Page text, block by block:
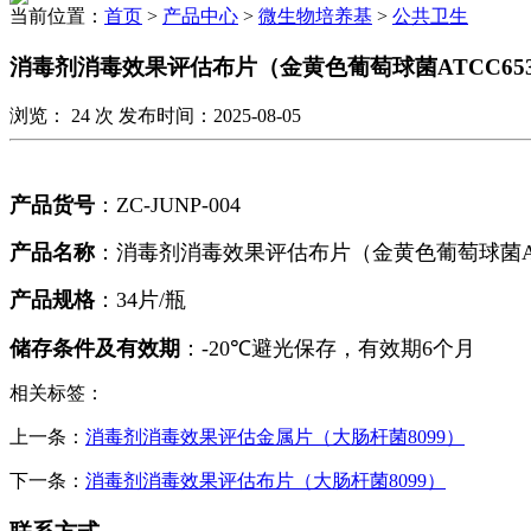
当前位置： 首页 > 产品中心 > 微生物培养基 > 公共卫生
消毒剂消毒效果评估布片（金黄色葡萄球菌
浏览： 24 次 发布时间：2025-08-05
产品货号 ： ZC-JUNP-004
产品名称：消毒剂消毒效果评估布片（金黄色葡萄球菌
产品规格： 34片/瓶
储存条件及有效期 ： -20℃避光保存，有效期6个月
相关标签：
上一条： 消毒剂消毒效果评估金属片（大肠杆菌8099）
下一条： 消毒剂消毒效果评估布片（大肠杆菌8099）